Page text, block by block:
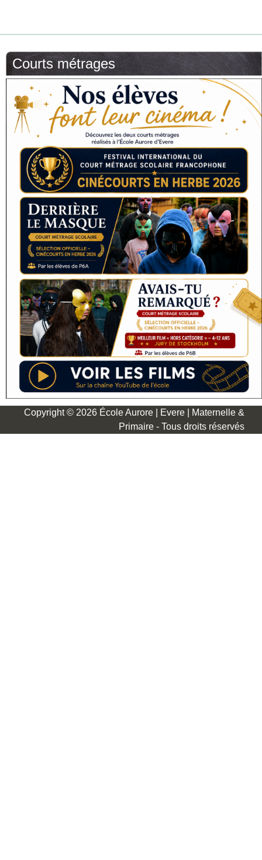
Courts métrages
Copyright © 2026 École Aurore | Evere | Maternelle &
Primaire - Tous droits réservés